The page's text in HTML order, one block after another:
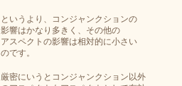
というより、コンジャンクションの
影響はかなり多きく、その他の
アスペクトの影響は相対的に小さい
のです。
厳密にいうとコンジャンクション以外